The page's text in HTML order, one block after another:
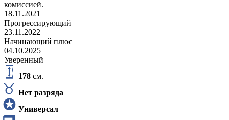
комиссией.
18.11.2021
Прогрессирующий
23.11.2022
Начинающий плюс
04.10.2025
Уверенный
178 см.
Нет разряда
Универсал